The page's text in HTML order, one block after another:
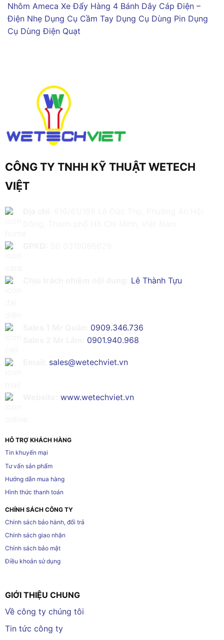
Nhôm Ameca Xe Đẩy Hàng 4 Bánh Dây Cáp Điện –
Điện Nhẹ Dụng Cụ Cầm Tay Dụng Cụ Dùng Pin Dụng
Cụ Dùng Điện Quạt
CÔNG TY TNHH KỸ THUẬT WETECH
VIỆT
Lê Thành Tựu
0909.346.736
0901.940.968
sales@wetechviet.vn
www.wetechviet.vn
HỖ TRỢ KHÁCH HÀNG
Tin khuyến mại
Tư vấn sản phẩm
Hướng dẫn mua hàng
Hình thức thanh toán
CHÍNH SÁCH CÔNG TY
Chính sách bảo hành, đổi trả
Chính sách giao nhận
Chính sách bảo mật
Điều khoản sử dụng
GIỚI THIỆU CHUNG
Về công ty chúng tôi
Tin tức công ty